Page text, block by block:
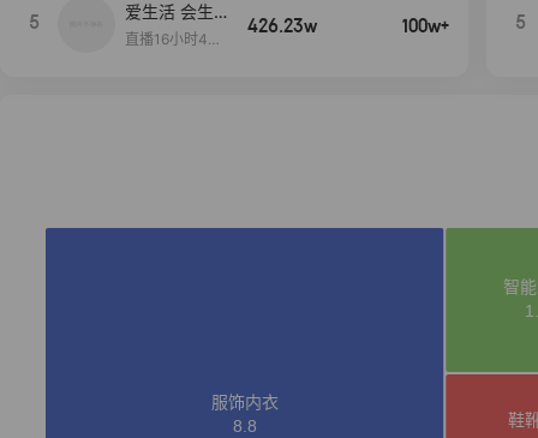
5
爱生活 会生
活
直播16小时45
426.23w 100w+ 5